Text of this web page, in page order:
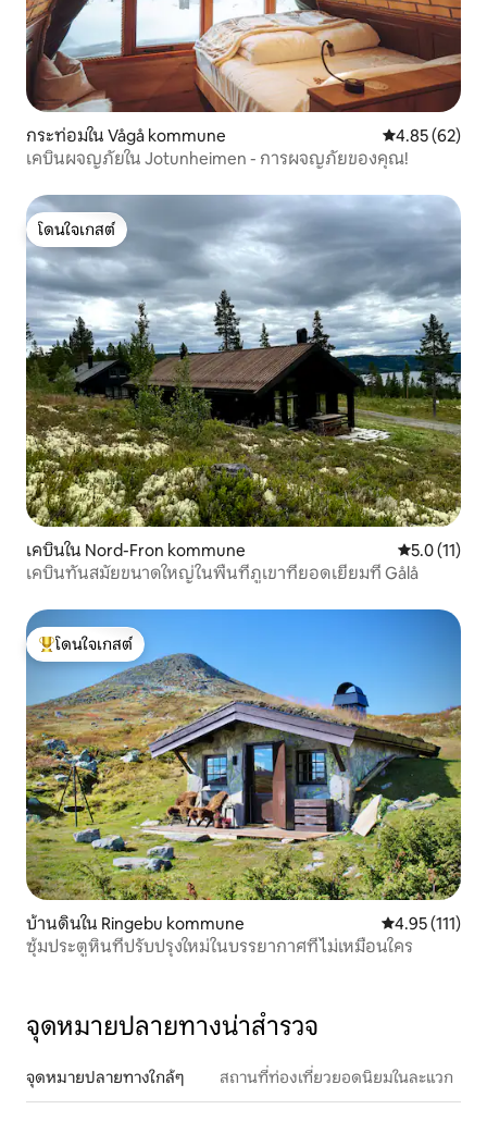
กระท่อมใน Vågå kommune คะแนนเฉลี่ย
4.85 (62)
เคบินผจญภัยใน Jotunheimen - การผจญภัยของคุณ!
โดนใจเกสต์
โดนใจเกสต์
เคบินใน Nord-Fron kommune คะแนนเฉลี่ย
5.0 (11)
เคบินทันสมัยขนาดใหญ่ในพื้นที่ภูเขาที่ยอดเยี่ยมที่ Gålå
โดนใจเกสต์ที่สุด
โดนใจเกสต์
บ้านดินใน Ringebu kommune คะแนนเฉลี่ย
4.95 (111)
ซุ้มประตูหินที่ปรับปรุงใหม่ในบรรยากาศที่ไม่เหมือนใคร
จุดหมายปลายทางน่าสำรวจ
จุดหมายปลายทางใกล้ๆ สถานที่ท่องเที่ยวยอดนิยมในละแวก